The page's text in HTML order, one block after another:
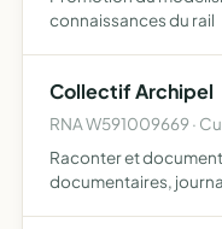
connaissances du rail
Collectif Archipel
RNA W591009669 ·
Raconter et
documentaires,